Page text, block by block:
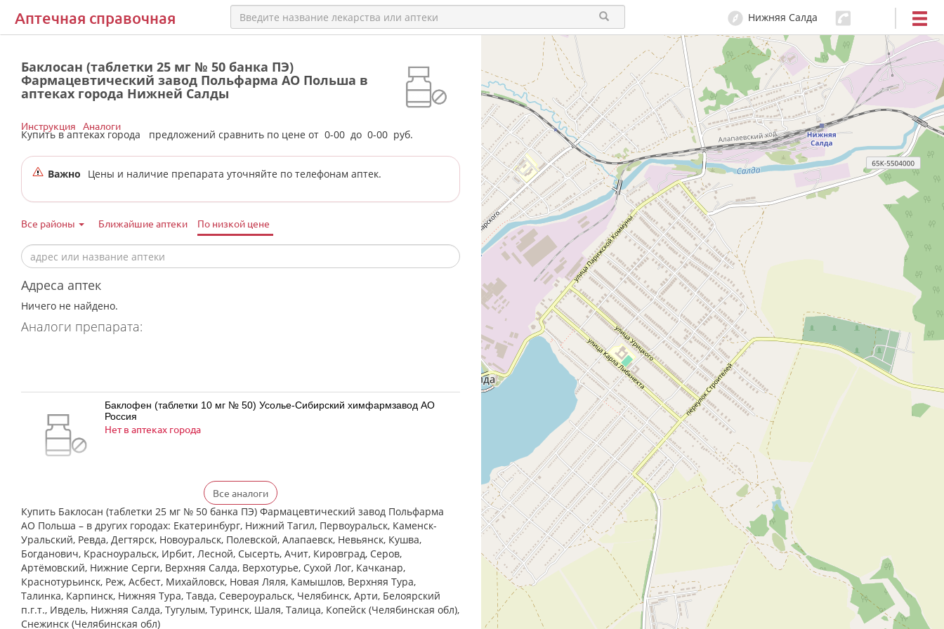
Аптечная справочная Нижняя Салда
Баклосан (таблетки 25 мг № 50 банка ПЭ)
Фармацевтический завод Польфарма АО Польша в
аптеках города Нижней Салды
Купить в аптеках города предложений сравнить по цене от 0-00 до 0-00 руб.
Инструкция Аналоги
Важно Цены и наличие препарата уточняйте по телефонам аптек.
Все районы Ближайшие аптеки По низкой цене
Адреса аптек
Ничего не найдено.
Аналоги препарата:
Баклофен (таблетки 10 мг № 50) Усолье-Сибирский химфармзавод АО
Россия
Нет в аптеках города
Баклофен (таблетки 25 мг № 50) Усолье-Сибирский химфармзавод АО
Россия
Нет в аптеках города
Баклосан (таблетки 10 мг № 50 банка ПЭ) Фармацевтический завод
Польфарма АО Польша
Нет в аптеках города
Все аналоги
Купить Баклосан (таблетки 25 мг № 50 банка ПЭ) Фармацевтический завод Польфарма
АО Польша – в других городах: Екатеринбург, Нижний Тагил, Первоуральск, Каменск-
Уральский, Ревда, Дегтярск, Новоуральск, Полевской, Алапаевск, Невьянск, Кушва,
Богданович, Красноуральск, Ирбит, Лесной, Сысерть, Ачит, Кировград, Серов,
Артёмовский, Нижние Cерги, Верхняя Салда, Верхотурье, Сухой Лог, Качканар,
Краснотурьинск, Реж, Асбест, Михайловск, Новая Ляля, Камышлов, Верхняя Тура,
Талинка, Карпинск, Нижняя Тура, Тавда, Североуральск, Челябинск, Арти, Белоярский
п.г.т., Ивдель, Нижняя Салда, Тугулым, Туринск, Шаля, Талица, Копейск (Челябинская обл),
Снежинск (Челябинская обл)